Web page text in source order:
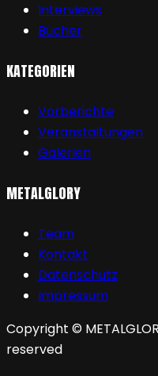
Interviews
Bücher
KATEGORIEN
Vorberichte
Veranstaltungen
Galerien
METALGLORY
Team
Kontakt
Datenschutz
Impressum
Copyright ©
reserved